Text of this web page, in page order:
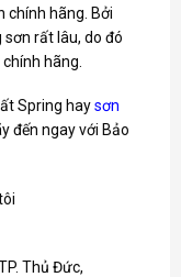
chính hãng. Bởi
rất lâu, do đó
hãng.
Spring haysơn
đến ngay với Bảo
Thủ Đức,